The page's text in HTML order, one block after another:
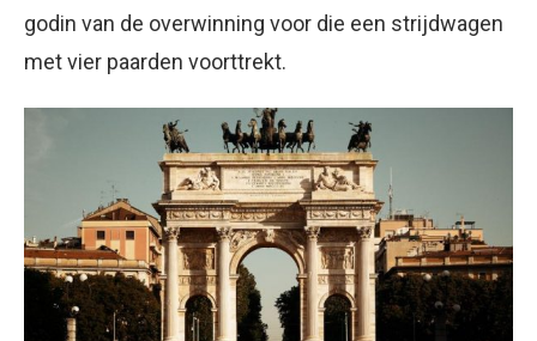
godin van de overwinning voor die een strijdwagen
met vier paarden voorttrekt.